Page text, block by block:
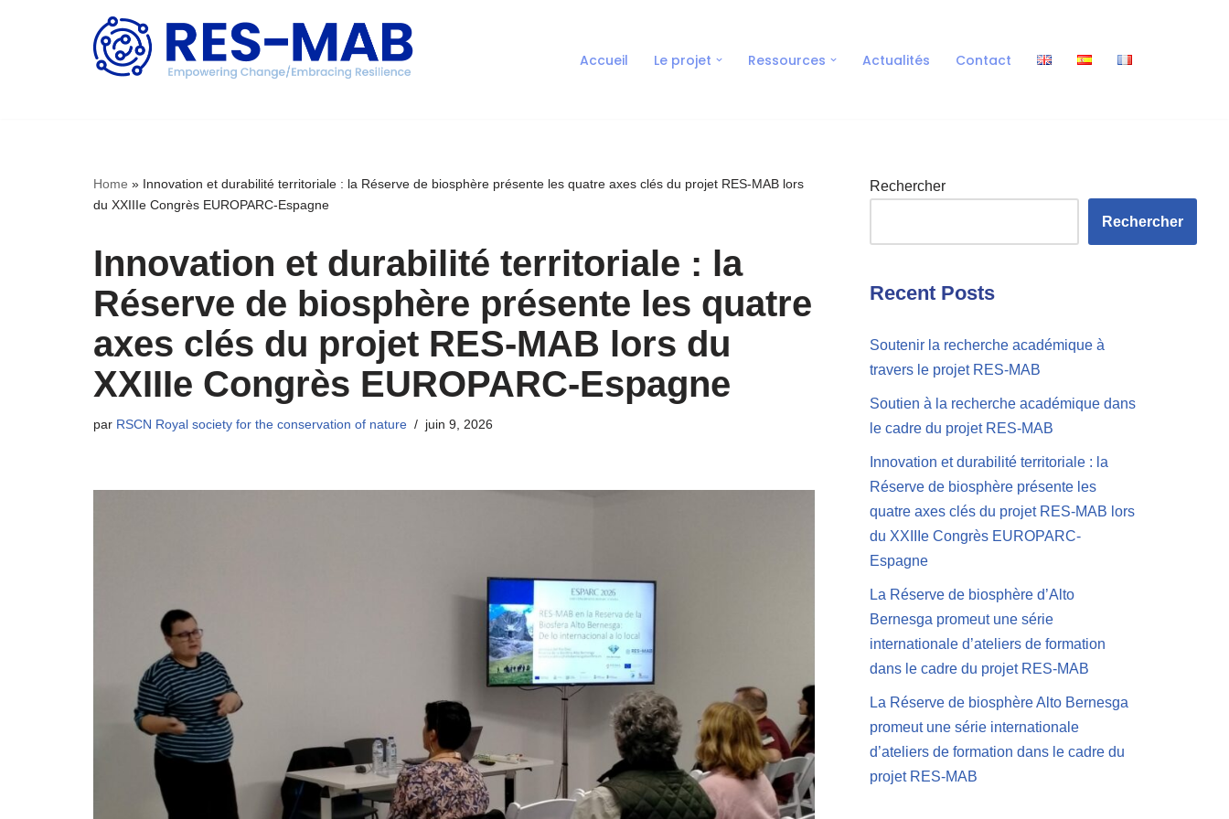
Accueil Le projet Ressources Actualités Contact
Home » Innovation et durabilité territoriale : la Réserve de biosphère présente les quatre axes clés du projet RES-MAB lors
du XXIIIe Congrès EUROPARC-Espagne
Innovation et durabilité territoriale : la
Réserve de biosphère présente les quatre
axes clés du projet RES-MAB lors du
XXIIIe Congrès EUROPARC-Espagne
par RSCN Royal society for the conservation of nature juin 9, 2026
Rechercher
Rechercher
Recent Posts
Soutenir la recherche académique à
travers le projet RES-MAB
Soutien à la recherche académique dans
le cadre du projet RES-MAB
Innovation et durabilité territoriale : la
Réserve de biosphère présente les
quatre axes clés du projet RES-MAB lors
du XXIIIe Congrès EUROPARC-
Espagne
La Réserve de biosphère d’Alto
Bernesga promeut une série
internationale d’ateliers de formation
dans le cadre du projet RES-MAB
La Réserve de biosphère Alto Bernesga
promeut une série internationale
d’ateliers de formation dans le cadre du
projet RES-MAB